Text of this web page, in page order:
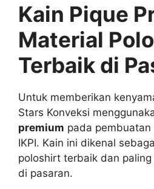
Kain Pique
Material
Terbaik di
Untuk memberikan
Stars Konveksi
premium pada
IKPI. Kain ini dikenal
poloshirt terbaik dan
di pasaran.